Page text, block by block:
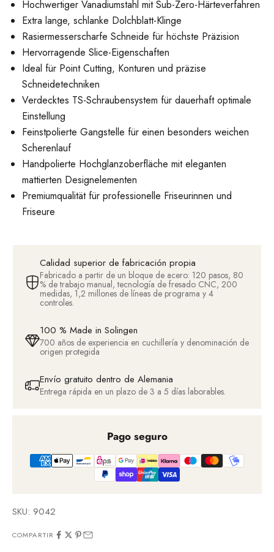
Hochwertiger Vanadiumstahl mit Sub-Zero-Härteverfahren
Extra lange, schlanke Dolchblatt-Klinge
Rasiermesserscharfe Schneide für höchste Präzision
Hervorragende Slice-Eigenschaften
Ideal für Point Cutting, Konturen und präzise
Schneidetechniken
Verdecktes TS-Schraubensystem für dauerhaft optimale
Einstellung
Feinstpolierte Gangstelle für einen besonders weichen
Scherenlauf
Handpolierte Hochglanzoberfläche mit eleganten
mattierten Designelementen
Premiumqualität für professionelle Friseurinnen und
Friseure
Calidad superior de fabricación propia
Fabricado a partir de un bloque de acero: 120 pasos, 80
% de trabajo manual, tecnología de fresado CNC, 200
medidas, 1,2 millones de líneas de programa y 4
controles.
100 % Made in Solingen
700 años de experiencia en cuchillería y denominación de
origen protegida
Envío gratuito dentro de Alemania
Entrega rápida en un plazo de 3 a 5 días laborables.
Pago seguro
SKU: 9042
COMPARTIR